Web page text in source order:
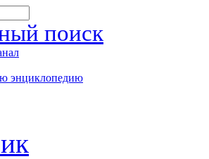
поиск
энциклопедию